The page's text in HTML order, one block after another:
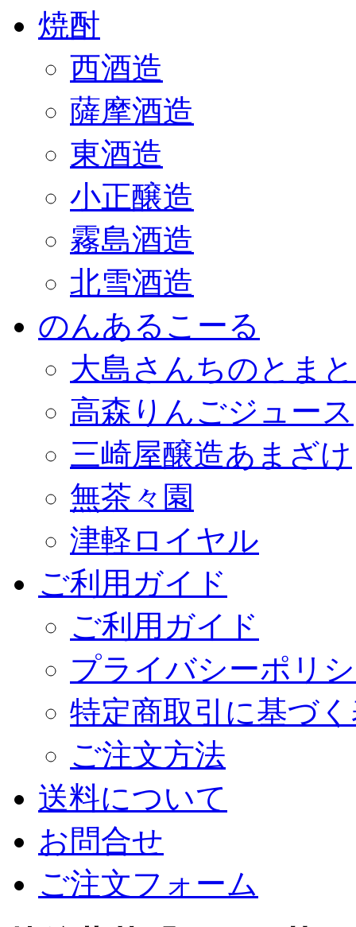
焼酎
西酒造
薩摩酒造
東酒造
小正醸造
霧島酒造
北雪酒造
のんあるこーる
大島さんちのとま
高森りんごジュース
三崎屋醸造あまざけ
無茶々園
津軽ロイヤル
ご利用ガイド
ご利用ガイド
プライバシーポリ
特定商取引に基づ
ご注文方法
送料について
お問合せ
ご注文フォーム